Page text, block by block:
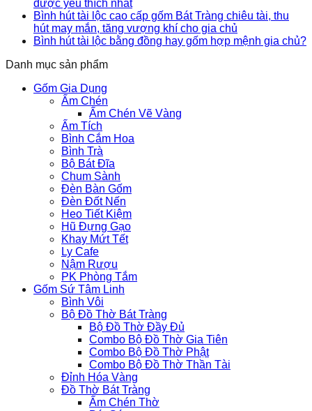
được yêu thích nhất
Bình hút tài lộc cao cấp gốm Bát Tràng chiêu tài, thu
hút may mắn, tăng vượng khí cho gia chủ
Bình hút tài lộc bằng đồng hay gốm hợp mệnh gia chủ?
Danh mục sản phẩm
Gốm Gia Dụng
Ấm Chén
Ấm Chén Vẽ Vàng
Ấm Tích
Bình Cắm Hoa
Bình Trà
Bộ Bát Đĩa
Chum Sành
Đèn Bàn Gốm
Đèn Đốt Nến
Heo Tiết Kiệm
Hũ Đựng Gạo
Khay Mứt Tết
Ly Cafe
Nậm Rượu
PK Phòng Tắm
Gốm Sứ Tâm Linh
Bình Vôi
Bộ Đồ Thờ Bát Tràng
Bộ Đồ Thờ Đầy Đủ
Combo Bộ Đồ Thờ Gia Tiên
Combo Bộ Đồ Thờ Phật
Combo Bộ Đồ Thờ Thần Tài
Đỉnh Hóa Vàng
Đồ Thờ Bát Tràng
Ấm Chén Thờ